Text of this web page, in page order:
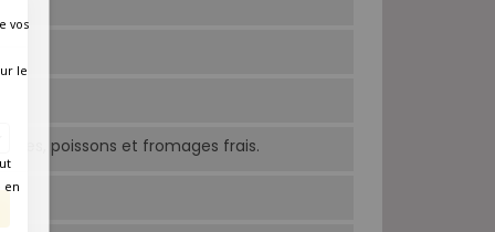
poissons et fromages frais.
vos
le
en